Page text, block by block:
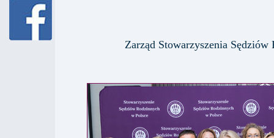
Zarząd Stowarzyszenia Sędziów